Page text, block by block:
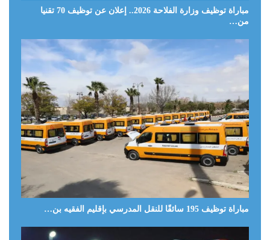
مباراة توظيف وزارة الفلاحة 2026.. إعلان عن توظيف 70 تقنيا
من…
مباراة توظيف 195 سائقًا للنقل المدرسي بإقليم الفقيه بن…